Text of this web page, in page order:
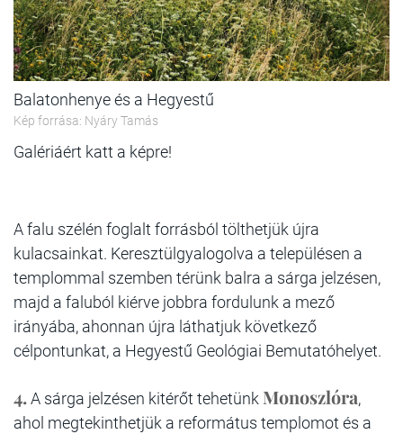
Balatonhenye és a Hegyestű
Kép forrása: Nyáry Tamás
Galériáért katt a képre!
A falu szélén foglalt forrásból tölthetjük újra
kulacsainkat. Keresztülgyalogolva a településen a
templommal szemben térünk balra a sárga jelzésen,
majd a faluból kiérve jobbra fordulunk a mező
irányába, ahonnan újra láthatjuk következő
célpontunkat, a Hegyestű Geológiai Bemutatóhelyet.
4.A sárga jelzésen kitérőt tehetünk Monoszlóra,
ahol megtekinthetjük a református templomot és a